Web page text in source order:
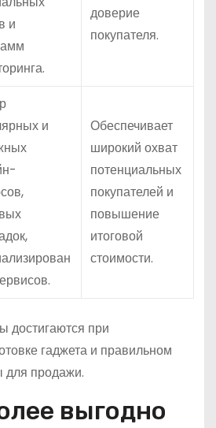
и
доверие
покупателя.
и
Обеспечивает
широкий охват
потенциальных
покупателей и
повышение
итоговой
стоимости.
достигаются при
гаджета и правильном
продажи.
выгодно